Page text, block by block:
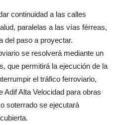
continuidad a las calles
paralelas a las vías férreas,
del paso a proyectar.
se resolverá mediante un
que permitirá la ejecución de la
el tráfico ferroviario,
Adif Alta Velocidad para obras
soterrado se ejecutará